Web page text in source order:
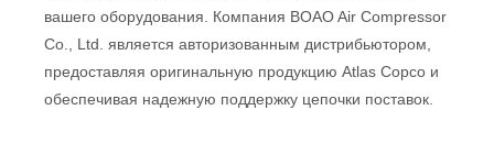
вашего оборудования. Компания BOAO Air Compressor
Co., Ltd. является авторизованным дистрибьютором,
предоставляя оригинальную продукцию Atlas Copco и
обеспечивая надежную поддержку цепочки поставок.